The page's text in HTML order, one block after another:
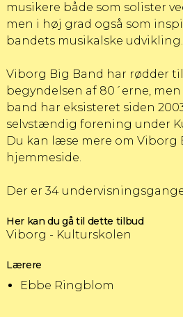
musikere både som solister
men i høj grad også som
bandets musikalske udvikling.
Viborg Big Band har rødder
begyndelsen af 80´erne,
band har eksisteret siden
selvstændig forening under
Du kan læse mere om Viborg
hjemmeside.
Der er 34
Her kan du gå til dette tilbud
Viborg - Kulturskolen
Lærere
Ebbe Ringblom